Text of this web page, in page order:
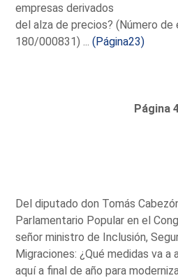
empresas derivados
del alza de precios? (Número de
180/000831) ...(Página23)
Página
Del diputado don Tomás
Parlamentario Popular en el
señor ministro de Inclusión,
Migraciones: ¿Qué medidas va a
aquí a final de año para